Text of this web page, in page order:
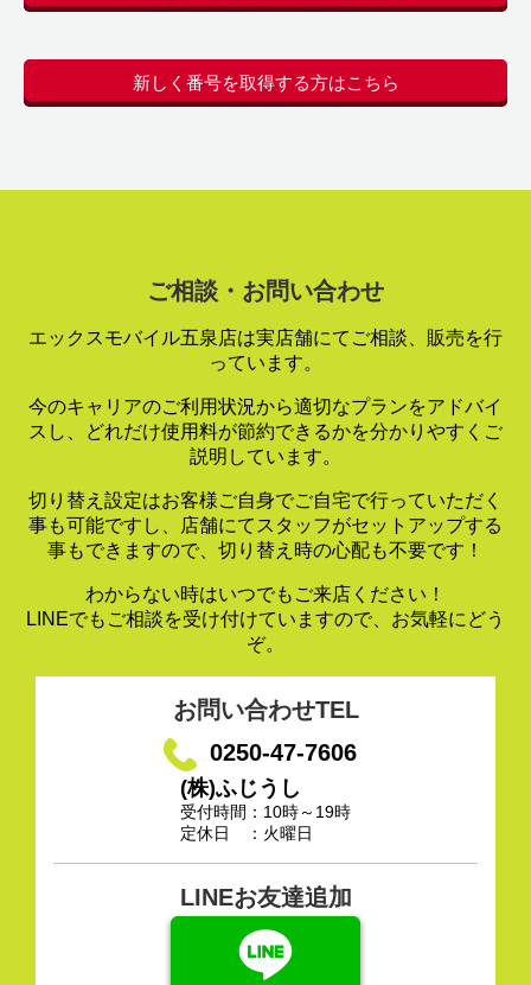
新しく番号を取得する方はこちら
ご相談・お問い合わせ
エックスモバイル五泉店は実店舗にてご相談、販売を行
っています。
今のキャリアのご利用状況から適切なプランをアドバイ
スし、
どれだけ使用料が節約できるかを分かりやすくご
説明しています。
切り替え設定はお客様ご自身でご自宅で行っていただく
事も可能ですし、
店舗にてスタッフがセットアップする
事もできますので、 切り替え時の心配も不要です！
わからない時はいつでもご来店ください！
LINEでもご相談を受け付けていますので、お気軽にどう
ぞ。
お問い合わせTEL
0250-47-7606
(株)ふじうし
受付時間：10時～19時
定休日 ：火曜日
LINEお友達追加